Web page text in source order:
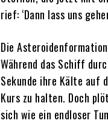
rief: ‘Dann lass uns
Die
Während das Schiff
Sekunde ihre Kälte auf
Kurs zu halten. Doch
sich wie ein endloser